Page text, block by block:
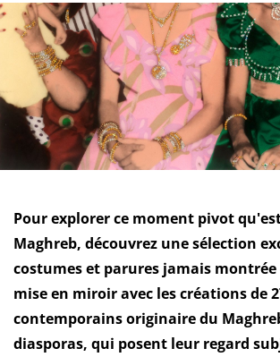
Pour explorer ce moment pivot
Maghreb, découvrez une sélection
costumes et parures jamais montrée
mise en miroir avec les créations de
contemporains originaire du
diasporas, qui posent leur regard